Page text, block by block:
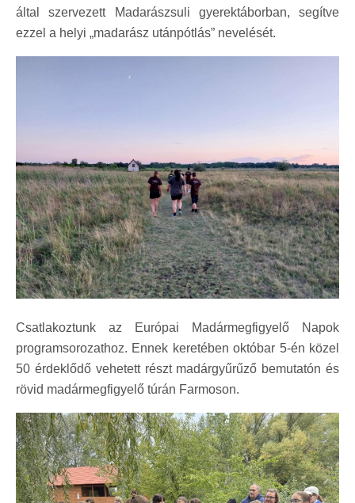
által szervezett Madarászsuli gyerektáborban, segítve
ezzel a helyi „madarász utánpótlás” nevelését.
Csatlakoztunk az Európai Madármegfigyelő Napok
programsorozathoz. Ennek keretében októbar 5-én közel
50 érdeklődő vehetett részt madárgyűrűző bemutatón és
rövid madármegfigyelő túrán Farmoson.